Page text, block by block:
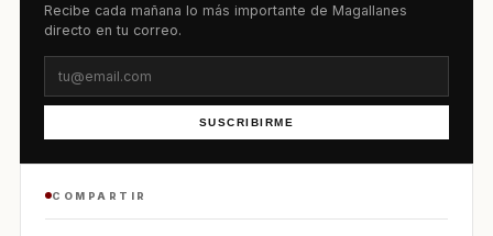
Recibe cada mañana lo más importante de Magallanes
directo en tu correo.
SUSCRIBIRME
COMPARTIR